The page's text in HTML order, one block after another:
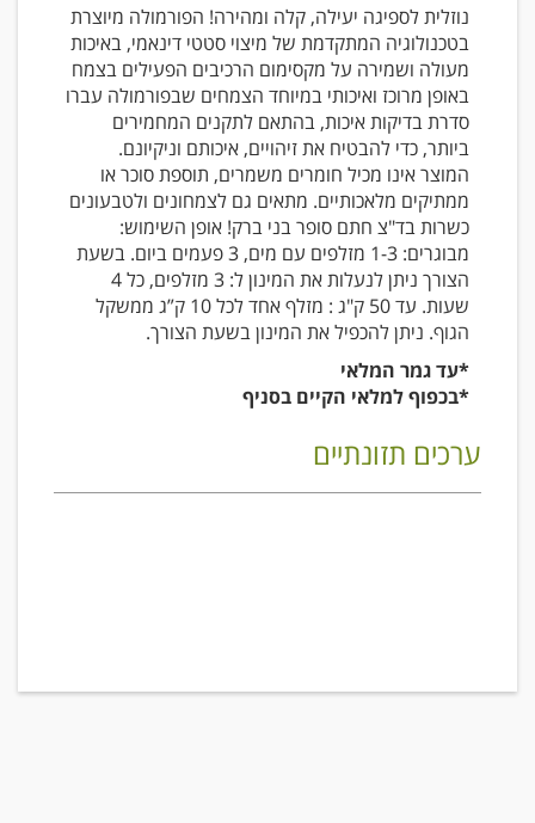
נוזלית לספיגה יעילה, קלה ומהירה! הפורמולה מיוצרת
בטכנולוגיה המתקדמת של מיצוי סטטי דינאמי, באיכות
מעולה ושמירה על מקסימום הרכיבים הפעילים בצמח
באופן מרוכז ואיכותי במיוחד הצמחים שבפורמולה עברו
סדרת בדיקות איכות, בהתאם לתקנים המחמירים
ביותר, כדי להבטיח את זיהויים, איכותם וניקיונם.
המוצר אינו מכיל חומרים משמרים, תוספת סוכר או
ממתיקים מלאכותיים. מתאים גם לצמחונים ולטבעונים
כשרות בד"צ חתם סופר בני ברק! אופן השימוש:
מבוגרים: 1-3 מזלפים עם מים, 3 פעמים ביום. בשעת
הצורך ניתן לנעלות את המינון ל: 3 מזלפים, כל 4
שעות. עד 50 ק"ג : מזלף אחד לכל 10 ק”ג ממשקל
הגוף. ניתן להכפיל את המינון בשעת הצורך.
*עד גמר המלאי
*בכפוף למלאי הקיים בסניף
ערכים תזונתיים